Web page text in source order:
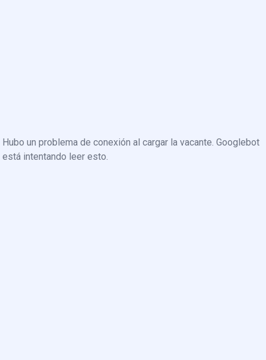
Hubo un problema de conexión al cargar la vacante. Googlebot
está intentando leer esto.